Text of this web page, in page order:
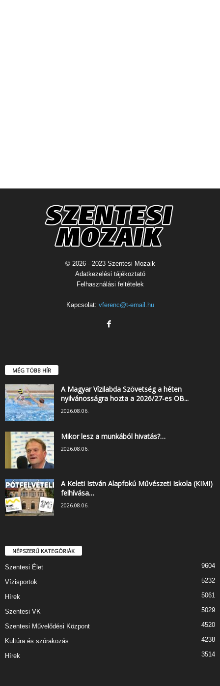
© 2026 - 2023 Szentesi Mozaik
Adatkezelési tájékoztató
Felhasználási feltételek
Kapcsolat: vferenc@t-email.hu
MÉG TÖBB HÍR
A Magyar Vízilabda Szövetség a héten
nyilvánosságra hozta a 2026/27-es OB...
2026.08.06.
Mikor lesz a munkából hivatás?…
2026.08.06.
A Keleti István Alapfokú Művészeti Iskola (KIMI)
felhívása…
2026.08.06.
NÉPSZERŰ KATEGÓRIÁK
Szentesi Élet 9604
Vízisportok 5232
Hírek 5061
Szentesi VK 5029
Szentesi Művelődési Központ 4520
Kultúra és szórakozás 4238
Hírek 3514